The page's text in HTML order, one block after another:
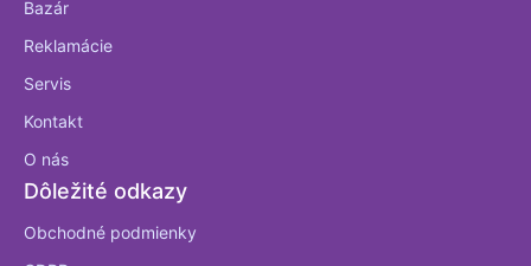
Bazár
Reklamácie
Servis
Kontakt
O nás
Dôležité odkazy
Obchodné podmienky